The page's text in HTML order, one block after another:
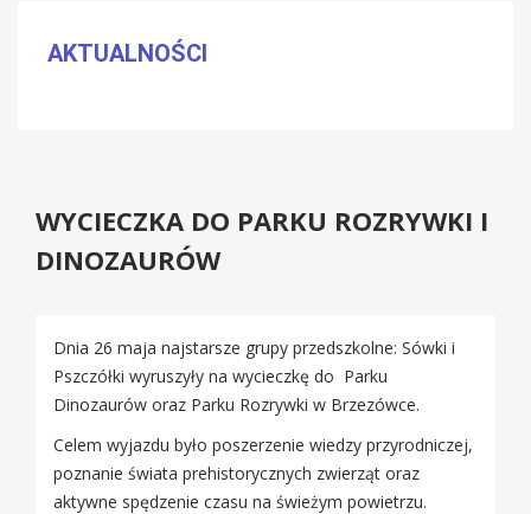
Menu boczne
AKTUALNOŚCI
WYCIECZKA DO PARKU ROZRYWKI I
DINOZAURÓW
Dnia 26 maja najstarsze grupy przedszkolne: Sówki i
Pszczółki wyruszyły na wycieczkę do Parku
Dinozaurów oraz Parku Rozrywki w Brzezówce.
Celem wyjazdu było poszerzenie wiedzy przyrodniczej,
poznanie świata prehistorycznych zwierząt oraz
aktywne spędzenie czasu na świeżym powietrzu.